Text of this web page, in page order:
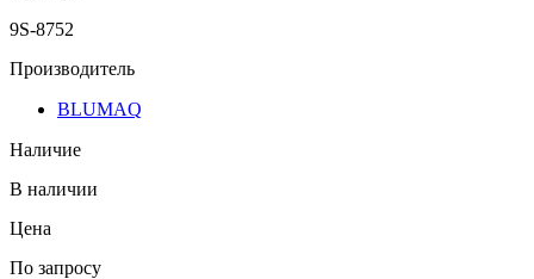
9S-8752
Производитель
BLUMAQ
Наличие
В наличии
Цена
По запросу